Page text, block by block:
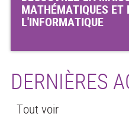
MATHÉMATIQUES ET
L'INFORMATIQUE
DERNIÈRES
Tout voir